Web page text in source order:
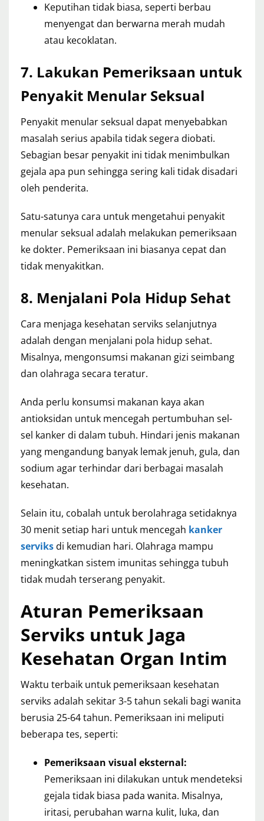
Keputihan tidak biasa, seperti berbau
menyengat dan berwarna merah mudah
atau kecoklatan.
7. Lakukan Pemeriksaan untuk
Penyakit Menular Seksual
Penyakit menular seksual dapat menyebabkan
masalah serius apabila tidak segera diobati.
Sebagian besar penyakit ini tidak menimbulkan
gejala apa pun sehingga sering kali tidak disadari
oleh penderita.
Satu-satunya cara untuk mengetahui penyakit
menular seksual adalah melakukan pemeriksaan
ke dokter. Pemeriksaan ini biasanya cepat dan
tidak menyakitkan.
8. Menjalani Pola Hidup Sehat
Cara menjaga kesehatan serviks selanjutnya
adalah dengan menjalani pola hidup sehat.
Misalnya, mengonsumsi makanan gizi seimbang
dan olahraga secara teratur.
Anda perlu konsumsi makanan kaya akan
antioksidan untuk mencegah pertumbuhan sel-
sel kanker di dalam tubuh. Hindari jenis makanan
yang mengandung banyak lemak jenuh, gula, dan
sodium agar terhindar dari berbagai masalah
kesehatan.
Selain itu, cobalah untuk berolahraga setidaknya
30 menit setiap hari untuk mencegah kanker
serviksdi kemudian hari. Olahraga mampu
meningkatkan sistem imunitas sehingga tubuh
tidak mudah terserang penyakit.
Aturan Pemeriksaan
Serviks untuk Jaga
Kesehatan Organ Intim
Waktu terbaik untuk pemeriksaan kesehatan
serviks adalah sekitar 3-5 tahun sekali bagi wanita
berusia 25-64 tahun. Pemeriksaan ini meliputi
beberapa tes, seperti:
Pemeriksaan visual eksternal:
Pemeriksaan ini dilakukan untuk mendeteksi
gejala tidak biasa pada wanita. Misalnya,
iritasi, perubahan warna kulit, luka, dan